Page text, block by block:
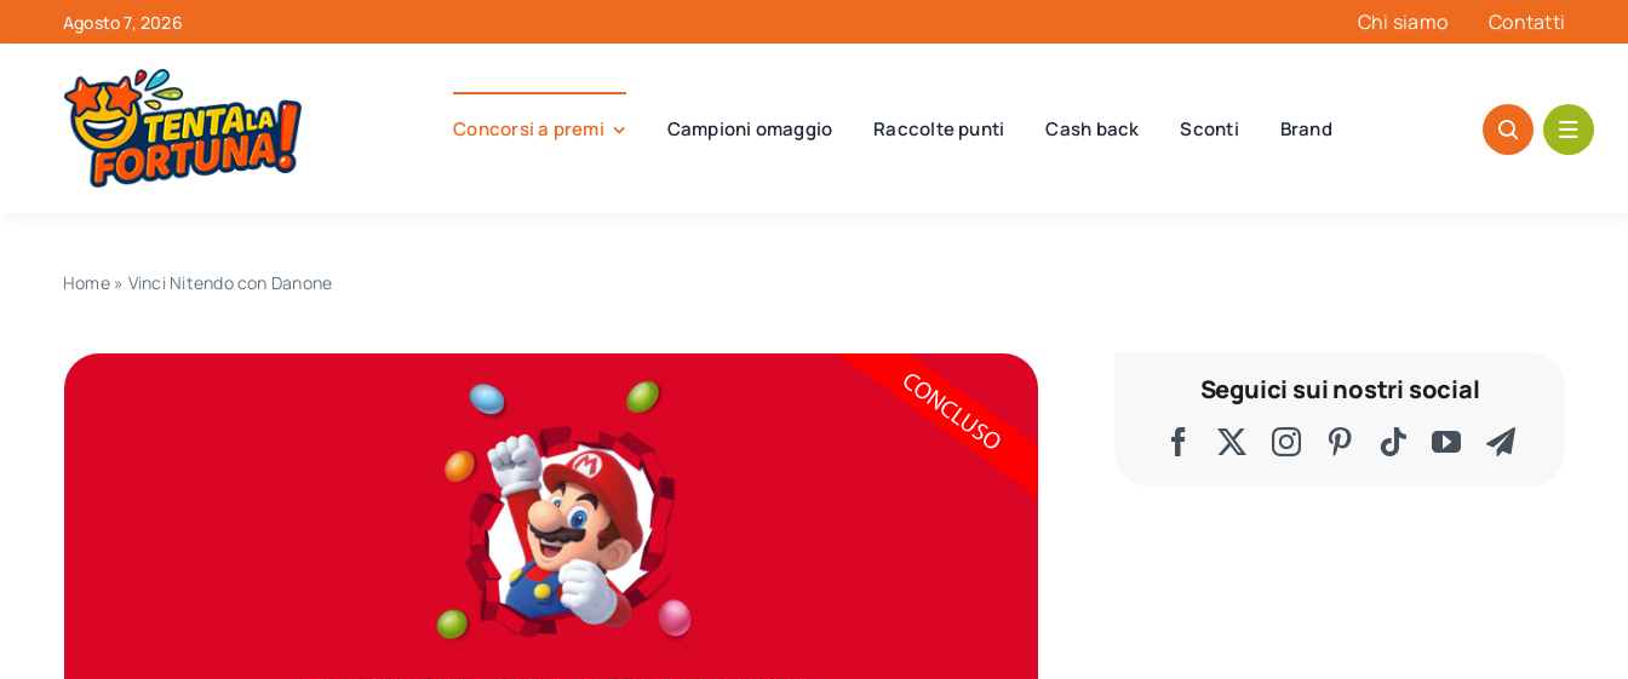
al
contenuto
Agosto 7, 2026 Chi siamo Contatti
Concorsi a premi Campioni omaggio Raccolte punti Cash back Sconti Brand
Home» Vinci Nitendo con Danone
Seguici sui nostri social